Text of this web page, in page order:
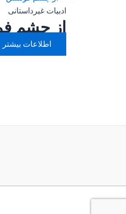
ادبیات غیرداستانی
از چشم
اطلاعات بیشتر